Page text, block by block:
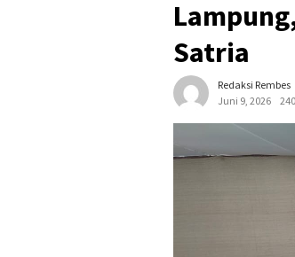
Satria
Redaksi Rembes
Juni 9, 2026